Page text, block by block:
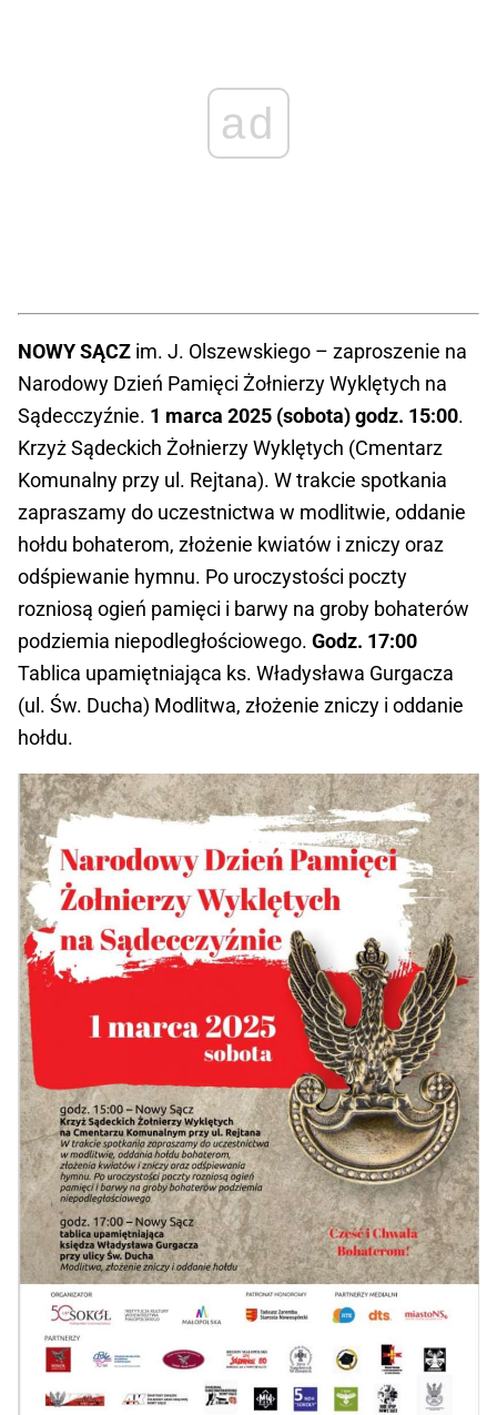
ad
NOWY SĄCZ im. J. Olszewskiego – zaproszenie na
Narodowy Dzień Pamięci Żołnierzy Wyklętych na
Sądecczyźnie. 1 marca 2025 (sobota) godz. 15:00.
Krzyż Sądeckich Żołnierzy Wyklętych (Cmentarz
Komunalny przy ul. Rejtana). W trakcie spotkania
zapraszamy do uczestnictwa w modlitwie, oddanie
hołdu bohaterom, złożenie kwiatów i zniczy oraz
odśpiewanie hymnu. Po uroczystości poczty
rozniosą ogień pamięci i barwy na groby bohaterów
podziemia niepodległościowego. Godz. 17:00
Tablica upamiętniająca ks. Władysława Gurgacza
(ul. Św. Ducha) Modlitwa, złożenie zniczy i oddanie
hołdu.